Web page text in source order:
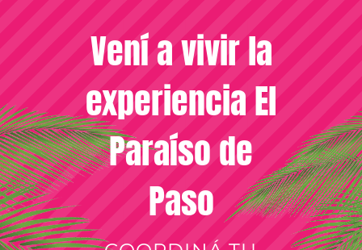
Vení a vivir la
experiencia El
Paraíso de
Paso